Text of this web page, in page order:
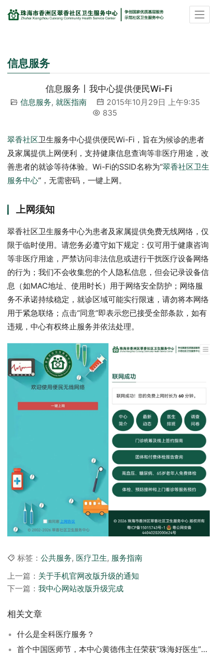
信息服务
信息服务丨我中心提供便民Wi-Fi
信息服务, 就医指南
2015年10月29日 上午9:35
835
翠香社区卫生服务中心提供便民Wi-Fi，旨在为候诊的患者
及家属提供上网便利，支持健康信息查询等非医疗用途，改
善患者的就诊等待体验。Wi-Fi的SSID名称为“翠香社区卫生
服务中心”，无需密码，一键上网。
上网须知
翠香社区卫生服务中心为患者及家属提供免费无线网络，仅
限于临时使用。请您务必遵守如下规定：仅可用于健康咨询
等非医疗用途，严禁访问非法信息或进行干扰医疗设备网络
的行为；我们不会收集您的个人隐私信息，但会记录设备信
息（如MAC地址、使用时长）用于网络安全防护；网络服
务不承诺持续稳定，就诊区域可能实行限速，请勿将本网络
用于紧急联络；点击“同意”即表示您已接受全部条款，如有
违规，中心有权终止服务并依法处理。
标签： 公共服务, 医疗卫生, 服务指南
上一篇： 关于手机官网改版升级的通知
下一篇： 我中心网站改版升级完成
相关文章
什么是全科医疗服务？
首个中国医师节，本中心黄德伟主任荣获“珠海好医生”称号